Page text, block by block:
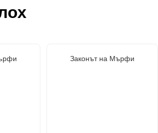
Законът на Мърфи